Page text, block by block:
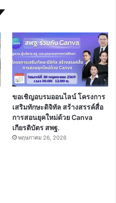
ขอเชิญอบรมออนไลน์ โครงการ
เสริมทักษะดิจิทัล สร้างสรรค์สื่อ
การสอนยุคใหม่ด้วย Canva
เกียรติบัตร สพฐ.
พฤษภาคม 26, 2026